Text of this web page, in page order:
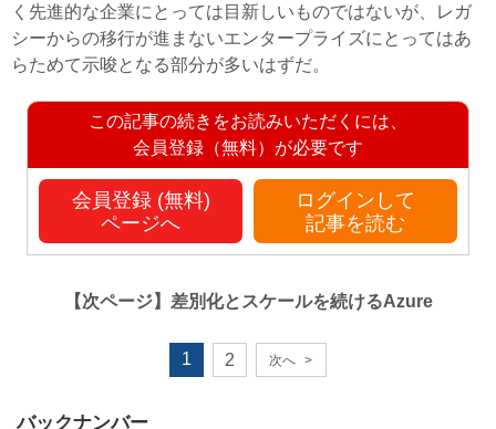
く先進的な企業にとっては目新しいものではないが、レガ
シーからの移行が進まないエンタープライズにとってはあ
らためて示唆となる部分が多いはずだ。
この記事の続きをお読みいただくには、
会員登録（無料）が必要です
会員登録 (無料)
ページへ
ログインして
記事を読む
【次ページ】 差別化とスケールを続けるAzure
1 2 次へ >
バックナンバー